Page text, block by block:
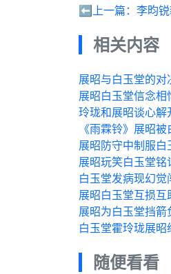
⬅️上一篇： 李昀
相关内容
展昭与白玉堂的
展昭白玉堂信念
玲珑和展昭谈心
《雨霖铃》展昭
展昭防守中制服
展昭玩笑白玉堂
白玉堂发病现幻
展昭白玉堂互损
展昭为白玉堂挡
白玉堂霍玲珑展
随便看看